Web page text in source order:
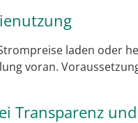
laden oder
voran.
Transparenz